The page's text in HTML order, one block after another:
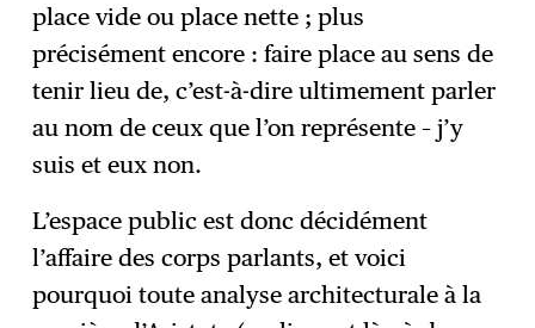
place vide ou place nette ; plus
précisément encore : faire place au sens de
tenir lieu de, c’est-à-dire ultimement parler
au nom de ceux que l’on représente – j’y
suis et eux non.
L’espace public est donc décidément
l’affaire des corps parlants, et voici
pourquoi toute analyse architecturale à la